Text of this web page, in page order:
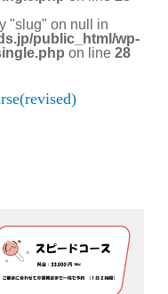
"slug" on null in
public_html/wp-
on line28